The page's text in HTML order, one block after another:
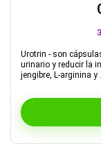
Urotrin - son
urinario y reducir la
jengibre, L-arginina y